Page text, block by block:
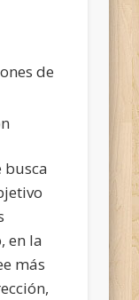
de
busca
en la
más